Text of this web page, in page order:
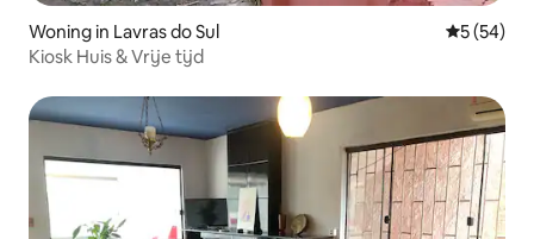
Woning in Lavras do Sul
5 (54)
Kiosk Huis & Vrije tijd